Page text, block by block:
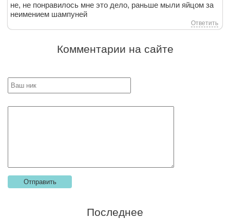
не, не понравилось мне это дело, раньше мыли яйцом за
неимением шампуней
Ответить
Комментарии на сайте
Последнее